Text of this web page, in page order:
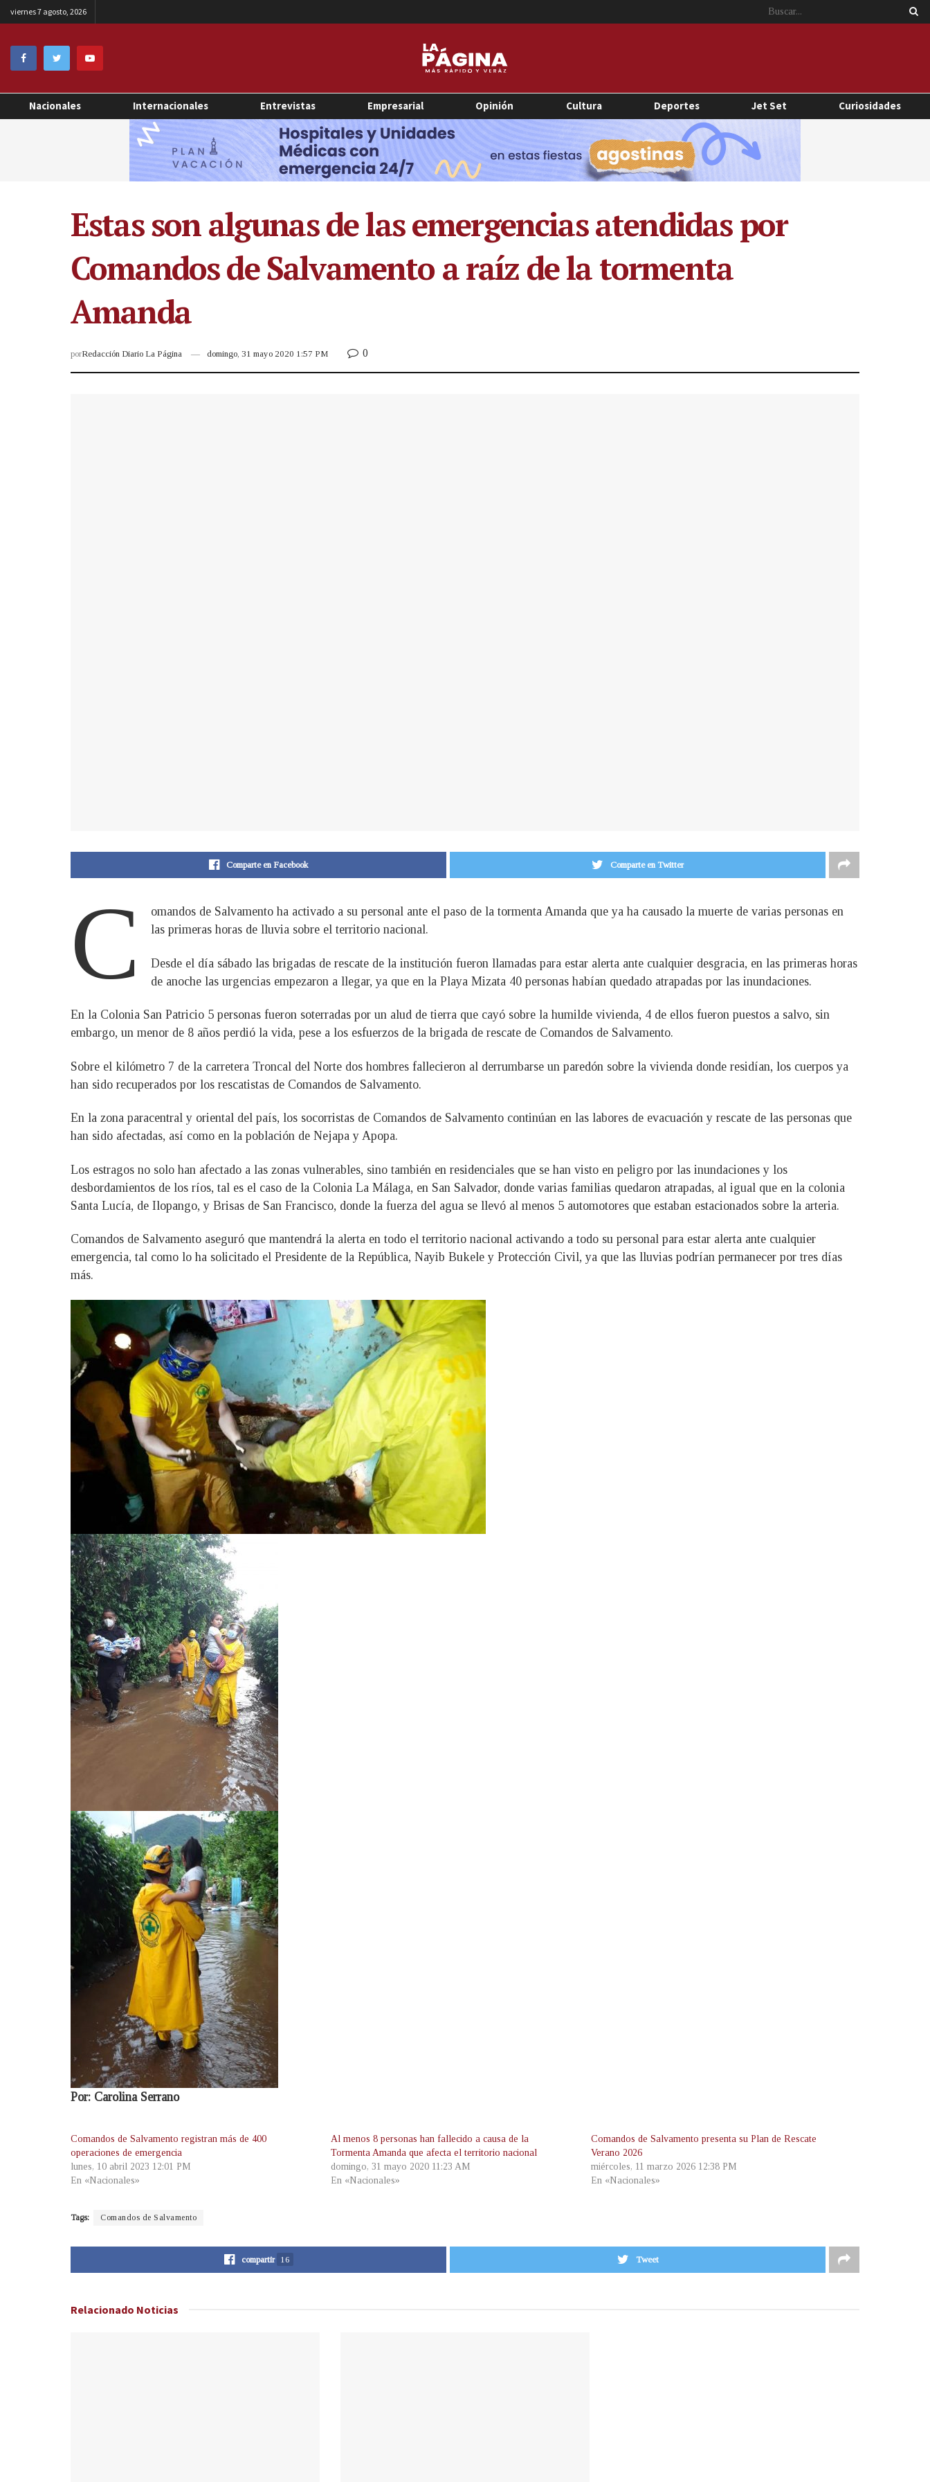
viernes 7 agosto, 2026
Nacionales Internacionales Entrevistas Empresarial Opinión Cultura Deportes Jet Set Curiosidades
Estas son algunas de las emergencias atendidas por
Comandos de Salvamento a raíz de la tormenta
Amanda
porRedacción Diario La Página domingo, 31 mayo 2020 1:57 PM 0
Comparte en Facebook Comparte en Twitter
C
omandos de Salvamento ha activado a su personal ante el paso de la tormenta Amanda que ya ha causado la muerte de varias personas en
las primeras horas de lluvia sobre el territorio nacional.
Desde el día sábado las brigadas de rescate de la institución fueron llamadas para estar alerta ante cualquier desgracia, en las primeras horas
de anoche las urgencias empezaron a llegar, ya que en la Playa Mizata 40 personas habían quedado atrapadas por las inundaciones.
En la Colonia San Patricio 5 personas fueron soterradas por un alud de tierra que cayó sobre la humilde vivienda, 4 de ellos fueron puestos a salvo, sin
embargo, un menor de 8 años perdió la vida, pese a los esfuerzos de la brigada de rescate de Comandos de Salvamento.
Sobre el kilómetro 7 de la carretera Troncal del Norte dos hombres fallecieron al derrumbarse un paredón sobre la vivienda donde residían, los cuerpos ya
han sido recuperados por los rescatistas de Comandos de Salvamento.
En la zona paracentral y oriental del país, los socorristas de Comandos de Salvamento continúan en las labores de evacuación y rescate de las personas que
han sido afectadas, así como en la población de Nejapa y Apopa.
Los estragos no solo han afectado a las zonas vulnerables, sino también en residenciales que se han visto en peligro por las inundaciones y los
desbordamientos de los ríos, tal es el caso de la Colonia La Málaga, en San Salvador, donde varias familias quedaron atrapadas, al igual que en la colonia
Santa Lucía, de Ilopango, y Brisas de San Francisco, donde la fuerza del agua se llevó al menos 5 automotores que estaban estacionados sobre la arteria.
Comandos de Salvamento aseguró que mantendrá la alerta en todo el territorio nacional activando a todo su personal para estar alerta ante cualquier
emergencia, tal como lo ha solicitado el Presidente de la República, Nayib Bukele y Protección Civil, ya que las lluvias podrían permanecer por tres días
más.
Por: Carolina Serrano
Comandos de Salvamento registran más de 400
operaciones de emergencia
lunes, 10 abril 2023 12:01 PM
En «Nacionales»
Al menos 8 personas han fallecido a causa de la
Tormenta Amanda que afecta el territorio nacional
domingo, 31 mayo 2020 11:23 AM
En «Nacionales»
Comandos de Salvamento presenta su Plan de Rescate
Verano 2026
miércoles, 11 marzo 2026 12:38 PM
En «Nacionales»
Tags: Comandos de Salvamento
compartir 16 Tweet
Relacionado Noticias